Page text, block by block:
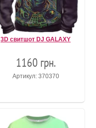
3D свитшот DJ GALAXY
1160 грн.
Артикул: 370370